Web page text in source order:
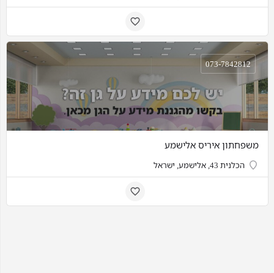
משפחתון איריס אלישמע
הכלנית 43, אלישמע, ישראל
073-7842812